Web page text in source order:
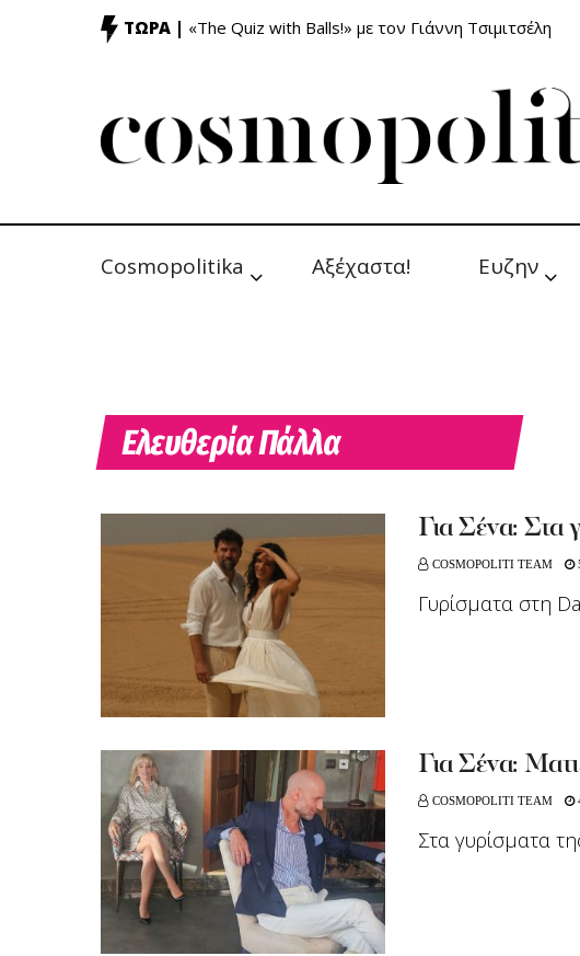
ΤΩΡΑ | «The Quiz with Balls!» με τον Γιάννη Τσιμιτσέλη
Cosmopolitika Αξέχαστα! Ευζην
Ελευθερία Πάλλα
Για Σένα: Στα
COSMOPOLITI TEAM
Γυρίσματα στη
Για Σένα:
COSMOPOLITI TEAM
Στα γυρίσματα